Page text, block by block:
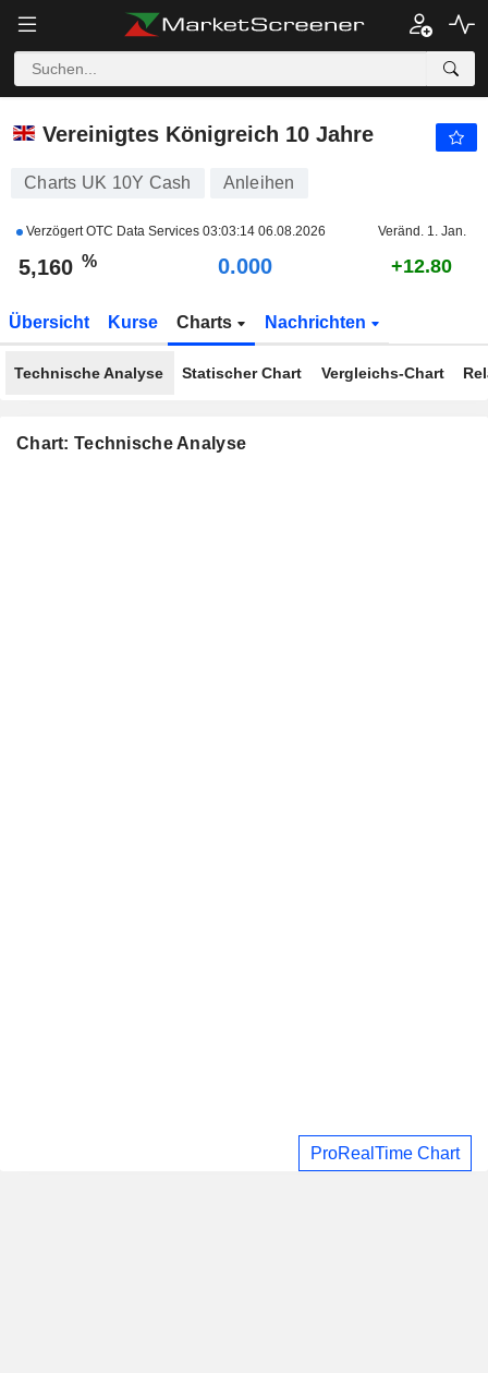
UK 10Y CASH 0.000
Vereinigtes Königreich 10 Jahre
Charts UK 10Y Cash Anleihen
Verzögert OTC Data Services 03:03:14 06.08.2026 Veränd. 1. Jan.
5,160 % 0.000 +12.80
Übersicht Kurse Charts Nachrichten
Technische Analyse Statischer Chart Vergleichs-Chart
Chart: Technische Analyse
ProRealTime Chart